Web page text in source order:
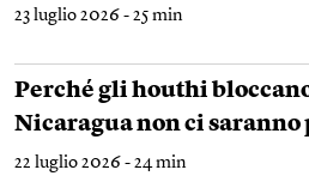
23 luglio 2026 - 25 min
Perché gli houthi
Nicaragua non ci
22 luglio 2026 - 24 min